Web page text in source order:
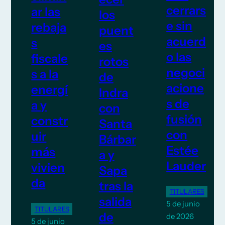
ar las
rebaja
s
fiscale
s a la
energí
a y
constr
uir
más
vivien
da
TITULARES
5 de junio
los
puent
es
rotos
de
Indra
con
Santa
Bárbar
a y
Sapa
tras la
salida
de
cerrars
e sin
acuerd
o las
negoci
acione
s de
fusión
con
Estée
Lauder
TITULARES
5 de junio
de 2026